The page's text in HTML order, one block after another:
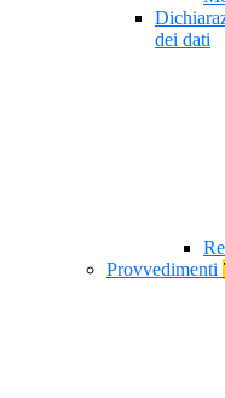
dei dati
Provvedimenti